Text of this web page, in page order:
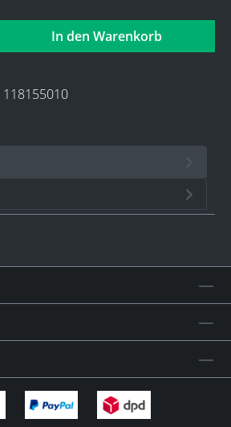
Gib den gewünschten
In den Warenkorb
118155010